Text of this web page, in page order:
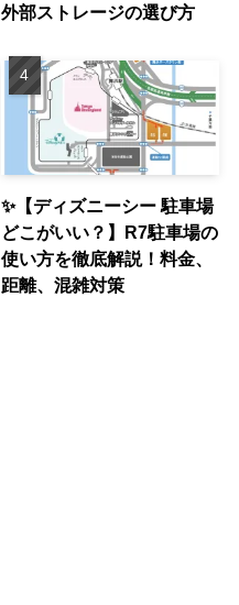
外部ストレージの選び方
✨【ディズニーシー 駐車場
どこがいい？】R7駐車場の
使い方を徹底解説！料金、
距離、混雑対策